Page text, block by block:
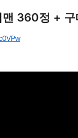
맨 360정 + 구